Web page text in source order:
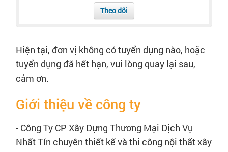
Theo dõi
Hiện tại, đơn vị không có tuyển dụng nào, hoặc
tuyển dụng đã hết hạn, vui lòng quay lại sau,
cảm ơn.
Giới thiệu về công ty
- Công Ty CP Xây Dựng Thương Mại Dịch Vụ
Nhất Tín chuyên thiết kế và thi công nội thất xây